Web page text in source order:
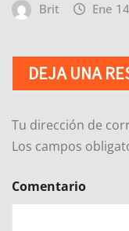
Brit Ene
DEJA UNA
Tu dirección de
Los campos
Comentario